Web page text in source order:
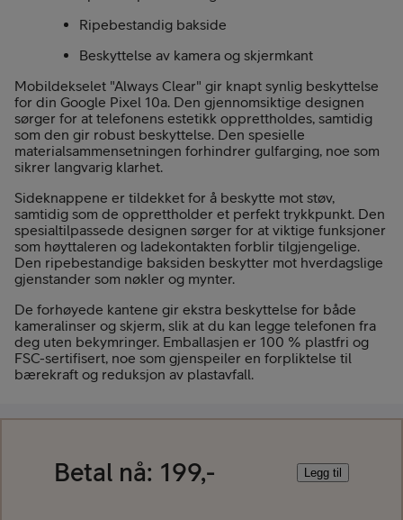
Ripebestandig bakside
Beskyttelse av kamera og skjermkant
Mobildekselet "Always Clear" gir knapt synlig beskyttelse
for din Google Pixel 10a. Den gjennomsiktige designen
sørger for at telefonens estetikk opprettholdes, samtidig
som den gir robust beskyttelse. Den spesielle
materialsammensetningen forhindrer gulfarging, noe som
sikrer langvarig klarhet.
Sideknappene er tildekket for å beskytte mot støv,
samtidig som de opprettholder et perfekt trykkpunkt. Den
spesialtilpassede designen sørger for at viktige funksjoner
som høyttaleren og ladekontakten forblir tilgjengelige.
Den ripebestandige baksiden beskytter mot hverdagslige
gjenstander som nøkler og mynter.
De forhøyede kantene gir ekstra beskyttelse for både
kameralinser og skjerm, slik at du kan legge telefonen fra
deg uten bekymringer. Emballasjen er 100 % plastfri og
FSC-sertifisert, noe som gjenspeiler en forpliktelse til
bærekraft og reduksjon av plastavfall.
Betal nå: 199,- Legg til